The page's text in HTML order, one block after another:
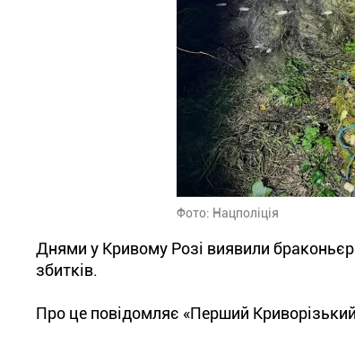
Фото: Нацполіція
Днями у Кривому Розі виявили
збитків.
Про це повідомляє «Перший